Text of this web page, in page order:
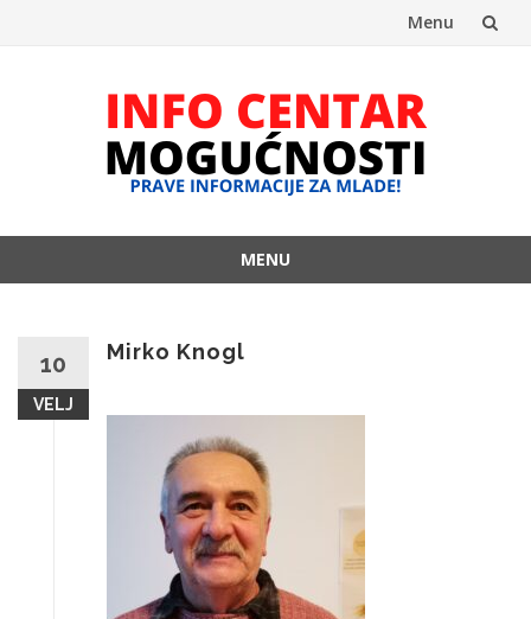
Menu
MENU
10
VELJ
Mirko Knogl